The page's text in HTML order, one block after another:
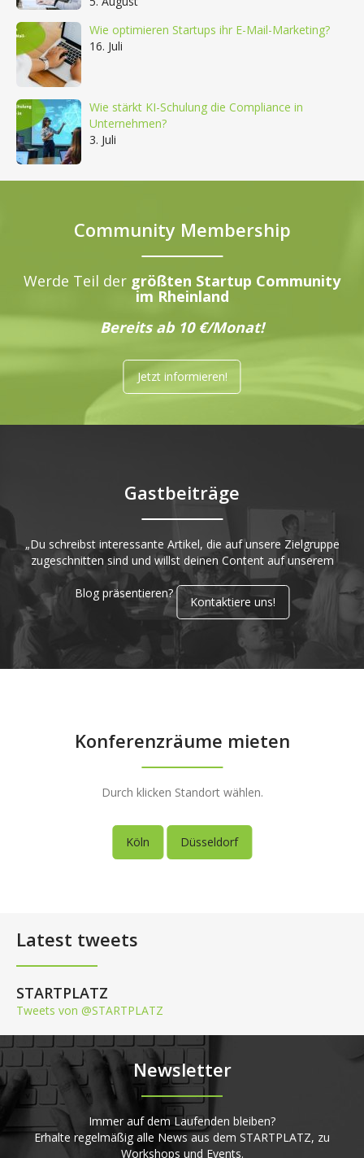
Wie optimieren Startups ihr E-Mail-Marketing?
16. Juli
Wie stärkt KI-Schulung die Compliance in
Unternehmen?
3. Juli
Community Membership
Werde Teil der größten Startup Community
im Rheinland
Bereits ab 10 €/Monat!
Jetzt informieren!
Gastbeiträge
„Du schreibst interessante Artikel, die auf unsere Zielgruppe
zugeschnitten sind und willst deinen Content auf unserem
Blog präsentieren?
Kontaktiere uns!
Konferenzräume mieten
Durch klicken Standort wählen.
Köln Düsseldorf
Latest tweets
STARTPLATZ
Tweets von @STARTPLATZ
Newsletter
Immer auf dem Laufenden bleiben?
Erhalte regelmäßig alle News aus dem STARTPLATZ, zu
Workshops und Events.